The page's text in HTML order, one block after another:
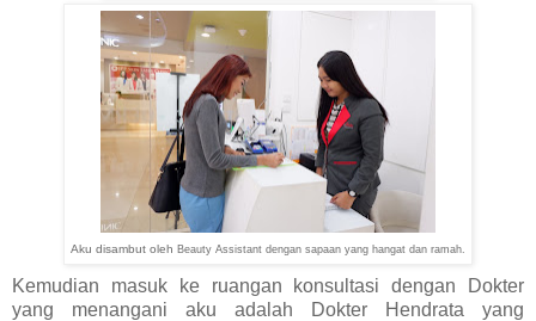
Aku disambut oleh Beauty Assistant dengan sapaan yang hangat dan ramah.
Kemudian masuk ke ruangan konsultasi dengan Dokter
yang menangani aku adalah Dokter Hendrata yang